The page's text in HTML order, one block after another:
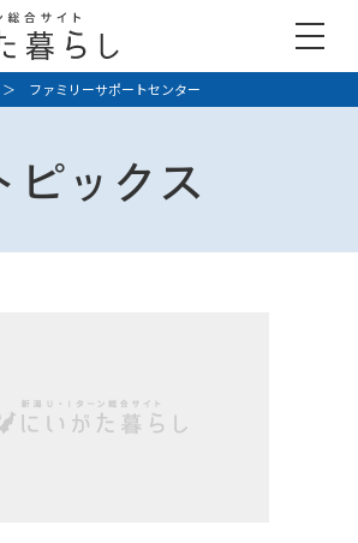
＞ ファミリーサポートセンター
ピックス